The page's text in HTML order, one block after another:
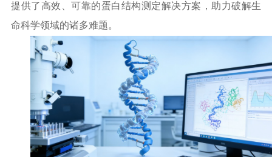
提供了高效、可靠的蛋白结构测定解决方案，助力破解生
命科学领域的诸多难题。